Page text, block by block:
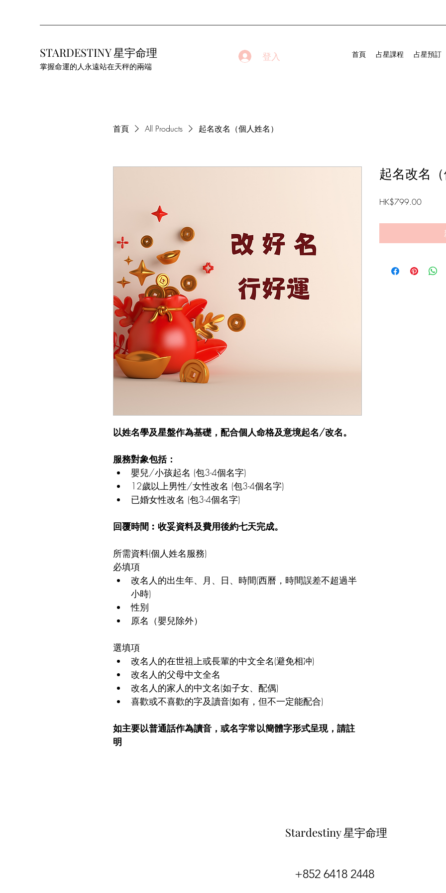
STARDESTINY 星宇命理
掌握命運的人永遠站在天秤的兩端
登入 首頁 占星課程 占星預訂
首頁 All Products 起名改名（個人姓名）
以姓名學及星盤作為基礎，配合個人命格及意境起名/改名。
服務對象包括：
嬰兒/小孩起名 (包3-4個名字)
12歲以上男性/女性改名 (包3-4個名字)
已婚女性改名 (包3-4個名字)
回覆時間︰收妥資料及費用後約七天完成。
所需資料(個人姓名服務)
必填項
改名人的出生年、月、日、時間(西曆，時間誤差不超過半
小時)
性別
原名（嬰兒除外）
選填項
改名人的在世祖上或長輩的中文全名(避免相冲)
改名人的父母中文全名
改名人的家人的中文名(如子女、配偶)
喜歡或不喜歡的字及讀音(如有，但不一定能配合)
如主要以普通話作為讀音，或名字常以簡體字形式呈現，請註
明
起名改名（
HK$799.00價
Stardestiny 星宇命理
+852 6418 2448